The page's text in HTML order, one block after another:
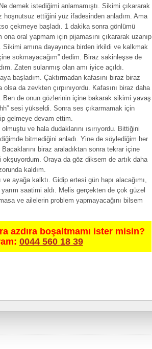
demek istediğimi anlamamıştı. Sikimi çıkararak
hoşnutsuz ettiğini yüz ifadesinden anladım. Ama
çekmeye başladı. 1 dakika sonra gönlümü
oral yapmam için pijamasını çıkararak uzanıp
Sikimi amına dayayınca birden irkildi ve kalkmak
sokmayacağım” dedim. Biraz sakinleşse de
Zaten sulanmış olan amı iyice açıldı.
başladım. Çaktırmadan kafasını biraz biraz
da zevkten çırpınıyordu. Kafasını biraz daha
de onun gözlerinin içine bakarak sikimi yavaş
sesi yükseldi. Sonra ses çıkarmamak için
gelmeye devam ettim.
ve hala dudaklarını ısırıyordu. Bittiğini
bitmediğini anladı. Yine de söylediğim her
biraz araladıktan sonra tekrar içine
Oraya da göz diksem de artık daha
kaldım.
ayağa kalktı. Gidip ertesi gün hapı alacağımı,
saatimi aldı. Melis gerçekten de çok güzel
ve ailelerin problem yapmayacağını bilsem
azdıra boşaltmamı ister misin?
0044 560 18 39